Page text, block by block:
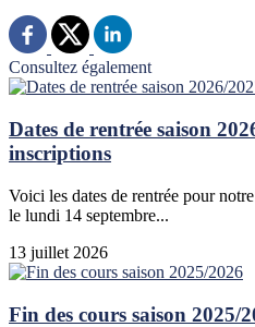
Consultez également
Dates de rentrée saison
inscriptions
Voici les dates de rentrée pour
le lundi 14 septembre...
13 juillet 2026
Fin des cours saison 2025/